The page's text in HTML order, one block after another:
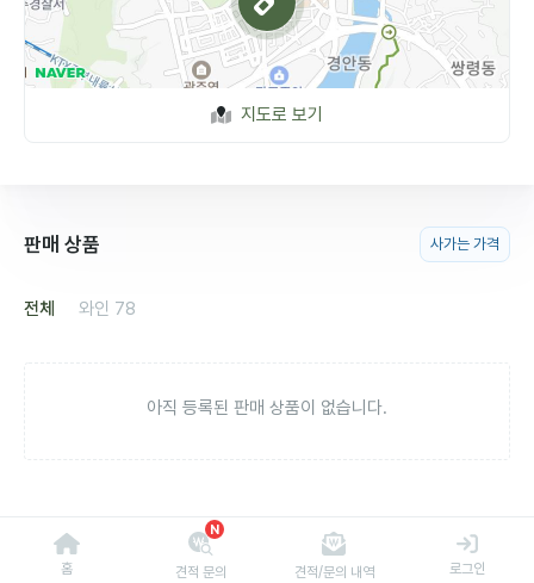
지도로 보기
판매 상품 사가는 가격
전체 와인 78
아직 등록된 판매 상품이 없습니다.
홈
N
견적 문의 견적/문의 내역 로그인